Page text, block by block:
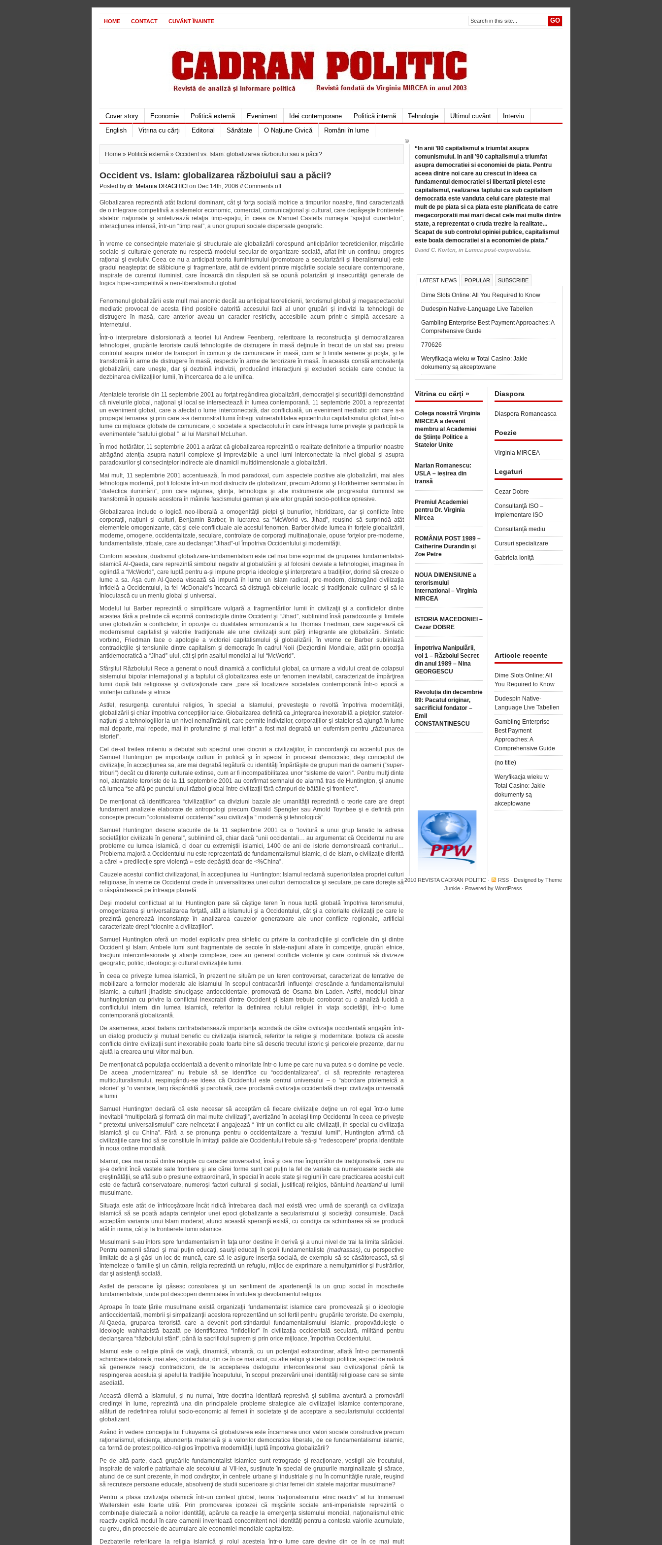
HOME CONTACT CUVÂNT ÎNAINTE
Cover story Economie Politică externă Eveniment Idei contemporane Politică internă Tehnologie Ultimul cuvânt
Interviu
English
Vitrina cu cărți Editorial Sănătate O Naţiune Civică Români în lume
Home » Politică externă » Occident vs. Islam: globalizarea războiului sau a păcii?
Occident vs. Islam: globalizarea războiului sau a păcii?
Posted by dr. Melania DRAGHICI on Dec 14th, 2006 //Comments off
Globalizarea reprezintă atât factorul dominant, cât şi forţa socială motrice a timpurilor noastre, fiind caracterizată
de o integrare competitivă a sistemelor economic, comercial, comunicaţional şi cultural, care depăşeşte frontierele
statelor naţionale şi sintetizează relaţia timp-spaţiu, în ceea ce Manuel Castells numeşte “spaţiul curentelor”,
interacţiunea intensă, într-un “timp real”, a unor grupuri sociale dispersate geografic.
În vreme ce consecinţele materiale şi structurale ale globalizării corespund anticipărilor teoreticienilor, mişcările
sociale şi culturale generate nu respectă modelul secular de organizare socială, aflat într-un continuu progres
raţional şi evolutiv. Ceea ce nu a anticipat teoria Iluminismului (promotoare a secularizării şi liberalismului) este
gradul neaşteptat de slăbiciune şi fragmentare, atât de evident printre mişcările sociale seculare contemporane,
inspirate de curentul iluminist, care încearcă din răsputeri să se opună polarizării şi insecurităţii generate de
logica hiper-competitivă a neo-liberalismului global.
Fenomenul globalizării este mult mai anomic decât au anticipat teoreticienii, terorismul global şi megaspectacolul
mediatic provocat de acesta fiind posibile datorită accesului facil al unor grupări şi indivizi la tehnologii de
distrugere în masă, care anterior aveau un caracter restrictiv, accesibile acum printr-o simplă accesare a
Internetului.
Într-o interpretare distorsionată a teoriei lui Andrew Feenberg, referitoare la reconstrucţia şi democratizarea
tehnologiei, grupările teroriste caută tehnologiile de distrugere în masă deţinute în trecut de un stat sau preiau
controlul asupra rutelor de transport în comun şi de comunicare în masă, cum ar fi liniile aeriene şi poşta, şi le
transformă în arme de distrugere în masă, respectiv în arme de terorizare în masă. În aceasta constă ambivalenţa
globalizării, care uneşte, dar şi dezbină indivizii, producând interacţiuni şi excluderi sociale care conduc la
dezbinarea civilizaţiilor lumii, în încercarea de a le unifica.
Atentatele teroriste din 11 septembrie 2001 au forţat regândirea globalizării, democraţiei şi securităţii demonstrând
că nivelurile global, naţional şi local se intersectează în lumea contemporană. 11 septembrie 2001 a reprezentat
un eveniment global, care a afectat o lume interconectată, dar conflictuală, un eveniment mediatic prin care s-a
propagat teroarea şi prin care s-a demonstrat lumii întregi vulnerabilitatea epicentrului capitalismului global, într-o
lume cu mijloace globale de comunicare, o societate a spectacolului în care întreaga lume priveşte şi participă la
evenimentele “satului global ” al lui Marshall McLuhan.
În mod hotărâtor, 11 septembrie 2001 a arătat că globalizarea reprezintă o realitate definitorie a timpurilor noastre
atrăgând atenţia asupra naturii complexe şi imprevizibile a unei lumi interconectate la nivel global şi asupra
paradoxurilor şi consecinţelor indirecte ale dinamicii multidimensionale a globalizării.
Mai mult, 11 septembrie 2001 accentuează, în mod paradoxal, cum aspectele pozitive ale globalizării, mai ales
tehnologia modernă, pot fi folosite într-un mod distructiv de globalizant, precum Adorno şi Horkheimer semnalau în
“dialectica iluminării”, prin care raţiunea, ştiinţa, tehnologia şi alte instrumente ale progresului iluminist se
transformă în opusele acestora în mâinile fascismului german şi ale altor grupări socio-politice opresive.
Globalizarea include o logică neo-liberală a omogenităţii pieţei şi bunurilor, hibridizare, dar şi conflicte între
corporaţii, naţiuni şi culturi, Benjamin Barber, în lucrarea sa “McWorld vs. Jihad”, reuşind să surprindă atât
elementele omogenizante, cât şi cele conflictuale ale acestui fenomen. Barber divide lumea în forţele globalizării,
moderne, omogene, occidentalizate, seculare, controlate de corporaţii multinaţionale, opuse forţelor pre-moderne,
fundamentaliste, tribale, care au declanşat “Jihad”-ul împotriva Occidentului şi modernităţii.
Conform acestuia, dualismul globalizare-fundamentalism este cel mai bine exprimat de gruparea fundamentalist-
islamică Al-Qaeda, care reprezintă simbolul negativ al globalizării şi al folosirii deviate a tehnologiei, imaginea în
oglindă a “McWorld”, care luptă pentru a-şi impune propria ideologie şi interpretare a tradiţiilor, dorind să creeze o
lume a sa. Aşa cum Al-Qaeda visează să impună în lume un Islam radical, pre-modern, distrugând civilizaţia
infidelă a Occidentului, la fel McDonald’s încearcă să distrugă obiceiurile locale şi tradiţionale culinare şi să le
înlocuiască cu un meniu global şi universal.
Modelul lui Barber reprezintă o simplificare vulgară a fragmentărilor lumii în civilizaţii şi a conflictelor dintre
acestea fără a pretinde că exprimă contradicţiile dintre Occident şi “Jihad”, subliniind însă paradoxurile şi limitele
unei globalizări a conflictelor, în opoziţie cu dualitatea armonizantă a lui Thomas Friedman, care sugerează că
modernismul capitalist şi valorile tradiţionale ale unei civilizaţii sunt părţi integrante ale globalizării. Sintetic
vorbind, Friedman face o apologie a victoriei capitalismului şi globalizării, în vreme ce Barber subliniază
contradicţiile şi tensiunile dintre capitalism şi democraţie în cadrul Noii (Dez)ordini Mondiale, atât prin opoziţia
antidemocratică a “Jihad”-ului, cât şi prin asaltul mondial al lui “McWorld”.
Sfârşitul Războiului Rece a generat o nouă dinamică a conflictului global, ca urmare a vidului creat de colapsul
sistemului bipolar internaţional şi a faptului că globalizarea este un fenomen inevitabil, caracterizat de împărţirea
lumii după falii religioase şi civilizaţionale care „pare să localizeze societatea contemporană într-o epocă a
violenţei culturale şi etnice
Astfel, resurgenţa curentului religios, în special a Islamului, prevesteşte o revoltă împotriva modernităţii,
globalizării şi chiar împotriva concepţiilor laice. Globalizarea definită ca „integrarea inexorabilă a pieţelor, statelor-
naţiuni şi a tehnologiilor la un nivel nemaiîntâlnit, care permite indivizilor, corporaţiilor şi statelor să ajungă în lume
mai departe, mai repede, mai în profunzime şi mai ieftin” a fost mai degrabă un eufemism pentru „răzbunarea
istoriei”.
Cel de-al treilea mileniu a debutat sub spectrul unei ciocniri a civilizaţiilor, în concordanţă cu accentul pus de
Samuel Huntington pe importanţa culturii în politică şi în special în procesul democratic, deşi conceptul de
civilizaţie, în accepţiunea sa, are mai degrabă legătură cu identităţi împărtăşite de grupuri mari de oameni (“super-
triburi”) decât cu diferenţe culturale extinse, cum ar fi incompatibilitatea unor “sisteme de valori”. Pentru mulţi dinte
noi, atentatele teroriste de la 11 septembrie 2001 au confirmat semnalul de alarmă tras de Huntington, şi anume
că lumea “se află pe punctul unui război global între civilizaţii fără câmpuri de bătălie şi frontiere”.
De menţionat că identificarea “civilizaţiilor” ca diviziuni bazale ale umanităţii reprezintă o teorie care are drept
fundament analizele elaborate de antropologi precum Oswald Spengler sau Arnold Toynbee şi e definită prin
concepte precum “colonialismul occidental” sau civilizaţia “ modernă şi tehnologică”.
Samuel Huntington descrie atacurile de la 11 septembrie 2001 ca o “lovitură a unui grup fanatic la adresa
societăţilor civilizate în general”, subliniind că, chiar dacă “unii occidentali… au argumentat că Occidentul nu are
probleme cu lumea islamică, ci doar cu extremiştii islamici, 1400 de ani de istorie demonstrează contrariul…
Problema majoră a Occidentului nu este reprezentată de fundamentalismul Islamic, ci de Islam, o civilizaţie diferită
a cărei « predilecţie spre violenţă » este depăşită doar de <%China”.
Cauzele acestui conflict civilizaţional, în accepţiunea lui Huntington: Islamul reclamă superioritatea propriei culturi
religioase, în vreme ce Occidentul crede în universalitatea unei culturi democratice şi seculare, pe care doreşte să
o răspândească pe întreaga planetă.
Deşi modelul conflictual al lui Huntington pare să câştige teren în noua luptă globală împotriva terorismului,
omogenizarea şi universalizarea forţată, atât a Islamului şi a Occidentului, cât şi a celorlalte civilizaţii pe care le
prezintă generează inconstanţe în analizarea cauzelor generatoare ale unor conflicte regionale, artificial
caracterizate drept “ciocnire a civilizaţiilor”.
Samuel Huntington oferă un model explicativ prea sintetic cu privire la contradicţiile şi conflictele din şi dintre
Occident şi Islam. Ambele lumi sunt fragmentate de secole în state-naţiuni aflate în competiţie, grupări etnice,
fracţiuni interconfesionale şi alianţe complexe, care au generat conflicte violente şi care continuă să divizeze
geografic, politic, ideologic şi cultural civilizaţiile lumii.
În ceea ce priveşte lumea islamică, în prezent ne situăm pe un teren controversat, caracterizat de tentative de
mobilizare a formelor moderate ale islamului în scopul contracarării influenţei crescânde a fundamentalismului
islamic, a culturii jihadiste sinucigaşe antioccidentale, promovată de Osama bin Laden. Astfel, modelul binar
huntingtonian cu privire la conflictul inexorabil dintre Occident şi Islam trebuie coroborat cu o analiză lucidă a
conflictului intern din lumea islamică, referitor la definirea rolului religiei în viaţa societăţii, într-o lume
contemporană globalizantă.
De asemenea, acest balans contrabalansează importanţa acordată de către civilizaţia occidentală angajării într-
un dialog productiv şi mutual benefic cu civilizaţia islamică, referitor la religie şi modernitate. Ipoteza că aceste
conflicte dintre civilizaţii sunt inexorabile poate foarte bine să descrie trecutul istoric şi pericolele prezente, dar nu
ajută la crearea unui viitor mai bun.
De menţionat că populaţia occidentală a devenit o minoritate într-o lume pe care nu va putea s-o domine pe vecie.
De aceea „modernizarea” nu trebuie să se identifice cu “occidentalizarea”, ci să reprezinte renaşterea
multiculturalismului, respingându-se ideea că Occidentul este centrul universului – o “abordare ptolemeică a
istoriei” şi “o vanitate, larg răspândită şi parohială, care proclamă civilizaţia occidentală drept civilizaţia universală
a lumii
Samuel Huntington declară că este necesar să acceptăm că fiecare civilizaţie deţine un rol egal într-o lume
inevitabil “multipolară şi formată din mai multe civilizaţii”, avertizând în acelaşi timp Occidentul în ceea ce priveşte
“ pretextul universalismului” care neîncetat îl angajează “ într-un conflict cu alte civilizaţii, în special cu civilizaţia
islamică şi cu China”. Fără a se pronunţa pentru o occidentalizare a “restului lumii”, Huntington afirmă că
civilizaţiile care tind să se constituie în imitaţii palide ale Occidentului trebuie să-şi “redescopere“ propria identitate
în noua ordine mondială.
Islamul, cea mai nouă dintre religiile cu caracter universalist, însă şi cea mai îngrijorător de tradiţionalistă, care nu
şi-a definit încă vastele sale frontiere şi ale cărei forme sunt cel puţin la fel de variate ca numeroasele secte ale
creştinătăţii, se află sub o presiune extraordinară, în special în acele state şi regiuni în care practicarea acestui cult
este de factură conservatoare, numeroşi factori culturali şi sociali, justificaţi religios, bântuindheartland-ul lumii
musulmane.
Situaţia este atât de înfricoşătoare încât ridică întrebarea dacă mai există vreo urmă de speranţă ca civilizaţia
islamică să se poată adapta cerinţelor unei epoci globalizante a secularismului şi societăţii consumiste. Dacă
acceptăm varianta unui Islam moderat, atunci această speranţă există, cu condiţia ca schimbarea să se producă
atât în inima, cât şi la frontierele lumii islamice.
Musulmanii s-au întors spre fundamentalism în faţa unor destine în derivă şi a unui nivel de trai la limita sărăciei.
Pentru oamenii săraci şi mai puţin educaţi, sau/şi educaţi în şcoli fundamentaliste (madrassas), cu perspective
limitate de a-şi găsi un loc de muncă, care să le asigure inserţia socială, de exemplu să se căsătorească, să-şi
întemeieze o familie şi un cămin, religia reprezintă un refugiu, mijloc de exprimare a nemulţumirilor şi frustrărilor,
dar şi asistenţă socială.
Astfel de persoane îşi găsesc consolarea şi un sentiment de apartenenţă la un grup social în moscheile
fundamentaliste, unde pot descoperi demnitatea în virtutea şi devotamentul religios.
Aproape în toate ţările musulmane există organizaţii fundamentalist islamice care promovează şi o ideologie
antioccidentală, membrii şi simpatizanţii acestora reprezentând un sol fertil pentru grupările teroriste. De exemplu,
Al-Qaeda, gruparea teroristă care a devenit port-stindardul fundamentalismului islamic, propovăduieşte o
ideologie wahhabistă bazată pe identificarea “infidelilor” în civilizaţia occidentală seculară, militând pentru
declanşarea “războiului sfânt”, până la sacrificiul suprem şi prin orice mijloace, împotriva Occidentului.
Islamul este o religie plină de viaţă, dinamică, vibrantă, cu un potenţial extraordinar, aflată într-o permanentă
schimbare datorată, mai ales, contactului, din ce în ce mai acut, cu alte religii şi ideologii politice, aspect de natură
să genereze reacţii contradictorii, de la acceptarea dialogului interconfesional sau civilizaţional până la
respingerea acestuia şi apelul la tradiţiile începutului, în scopul prezervării unei identităţi religioase care se simte
asediată.
Această dilemă a Islamului, şi nu numai, între doctrina identitară represivă şi sublima aventură a promovării
credinţei în lume, reprezintă una din principalele probleme strategice ale civilizaţiei islamice contemporane,
alături de redefinirea rolului socio-economic al femeii în societate şi de acceptare a secularismului occidental
globalizant.
Având în vedere concepţia lui Fukuyama că globalizarea este încarnarea unor valori sociale constructive precum
raţionalismul, eficienţa, abundenţa materială şi a valorilor democratice liberale, de ce fundamentalismul islamic,
ca formă de protest politico-religios împotriva modernităţii, luptă împotriva globalizării?
Pe de altă parte, dacă grupările fundamentalist islamice sunt retrograde şi reacţionare, vestigii ale trecutului,
inspirate de valorile patriarhale ale secolului al VII-lea, susţinute în special de grupurile marginalizate şi sărace,
atunci de ce sunt prezente, în mod covârşitor, în centrele urbane şi industriale şi nu în comunităţile rurale, reuşind
să recruteze persoane educate, absolvenţi de studii superioare şi chiar femei din statele majoritar musulmane?
Pentru a plasa civilizaţia islamică într-un context global, teoria “naţionalismului etnic reactiv” al lui Immanuel
Wallerstein este foarte utilă. Prin promovarea ipotezei că mişcările sociale anti-imperialiste reprezintă o
combinaţie dialectală a noilor identităţi, apărute ca reacţie la emergenţa sistemului mondial, naţionalismul etnic
reactiv explică modul în care oamenii inventează concomitent noi identităţi pentru a contesta valorile acumulate,
cu greu, din procesele de acumulare ale economiei mondiale capitaliste.
Dezbaterile referitoare la religia islamică şi rolul acesteia într-o lume care devine din ce în ce mai mult
“In anii ’80 capitalismul a triumfat asupra
comunismului. In anii ’90 capitalismul a triumfat
asupra democratiei si economiei de piata. Pentru
aceea dintre noi care au crescut in ideea ca
fundamentul democratiei si libertatii pietei este
capitalismul, realizarea faptului ca sub capitalism
democratia este vanduta celui care plateste mai
mult de pe piata si ca piata este planificata de catre
megacorporatii mai mari decat cele mai multe dintre
state, a reprezentat o cruda trezire la realitate...
Scapat de sub controlul opiniei publice, capitalismul
este boala democratiei si a economiei de piata.”
David C. Korten, in Lumea post-corporatista.
LATEST NEWS POPULAR SUBSCRIBE
Dime Slots Online: All You Required to Know
Dudespin Native-Language Live Tabellen
Gambling Enterprise Best Payment Approaches: A
Comprehensive Guide
770626
Weryfikacja wieku w Total Casino: Jakie
dokumenty są akceptowane
Vitrina cu cărți »
Colega noastră Virginia
MIRCEA a devenit
membru al Academiei
de Științe Politice a
Statelor Unite
Marian Romanescu:
USLA – ieșirea din
transă
Premiul Academiei
pentru Dr. Virginia
Mircea
ROMÂNIA POST 1989 –
Catherine Durandin şi
Zoe Petre
NOUA DIMENSIUNE a
terorismului
international – Virginia
MIRCEA
ISTORIA MACEDONIEI –
Cezar DOBRE
Împotriva Manipulării,
vol 1 – Războiul Secret
din anul 1989 – Nina
GEORGESCU
Revoluția din decembrie
89: Pacatul originar,
sacrificiul fondator –
Emil
CONSTANTINESCU
Diaspora
Diaspora Romaneasca
Poezie
Virginia MIRCEA
Legaturi
Cezar Dobre
Consultanţă ISO –
Implementare ISO
Consultanță mediu
Cursuri specializare
Gabriela Ioniţă
Articole recente
Dime Slots Online: All
You Required to Know
Dudespin Native-
Language Live Tabellen
Gambling Enterprise
Best Payment
Approaches: A
Comprehensive Guide
(no title)
Weryfikacja wieku w
Total Casino: Jakie
dokumenty są
akceptowane
©
2010 REVISTA CADRAN POLITIC · RSS · Designed by Theme
Junkie · Powered by WordPress